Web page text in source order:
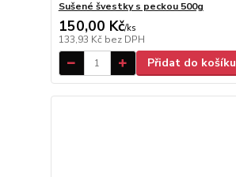
Sušené švestky s peckou 500g
150,00 Kč/ks
133,93 Kč bez DPH
Přidat do košíku